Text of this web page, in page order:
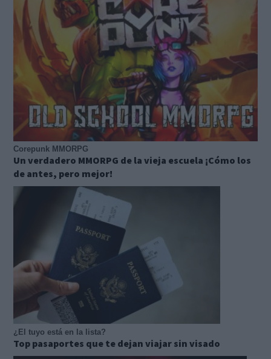
Corepunk MMORPG
Un verdadero MMORPG de la vieja escuela ¡Cómo los
de antes, pero mejor!
¿El tuyo está en la lista?
Top pasaportes que te dejan viajar sin visado